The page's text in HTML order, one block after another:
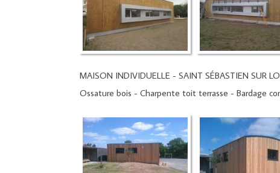
MAISON INDIVIDUELLE - SAINT SÉBASTIEN SUR
Ossature bois - Charpente toit terrasse - Bardage